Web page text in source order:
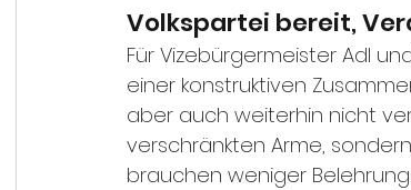
Volkspartei bereit,
Für Vizebürgermeister Adl
einer konstruktiven
aber auch weiterhin nicht
verschränkten Arme,
brauchen weniger